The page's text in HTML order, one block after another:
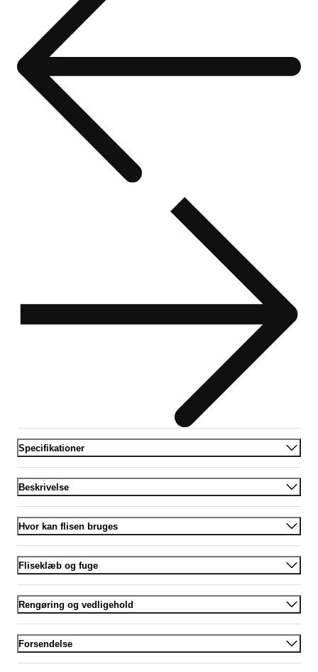
Specifikationer
Beskrivelse
Hvor kan flisen bruges
Fliseklæb og fuge
Rengøring og vedligehold
Forsendelse